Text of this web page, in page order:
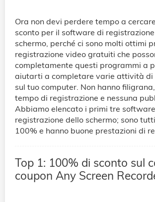
Ora non devi perdere tempo a
sconto per il software di
schermo, perché ci sono molti ottimi
registrazione video gratuiti che
completamente questi programmi a
aiutarti a completare varie attività di
sul tuo computer. Non hanno
tempo di registrazione e nessuna
Abbiamo elencato i primi tre
registrazione dello schermo; sono
100% e hanno buone prestazioni di
Top 1: 100% di sconto sul
coupon Any Screen